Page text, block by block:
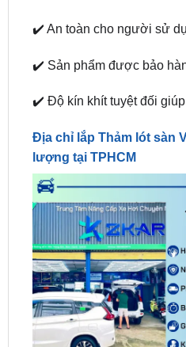
✔️ Sản phẩm được bảo
✔️ Độ kín khít tuyệt đối
Địa chỉ lắp Thảm lót sàn